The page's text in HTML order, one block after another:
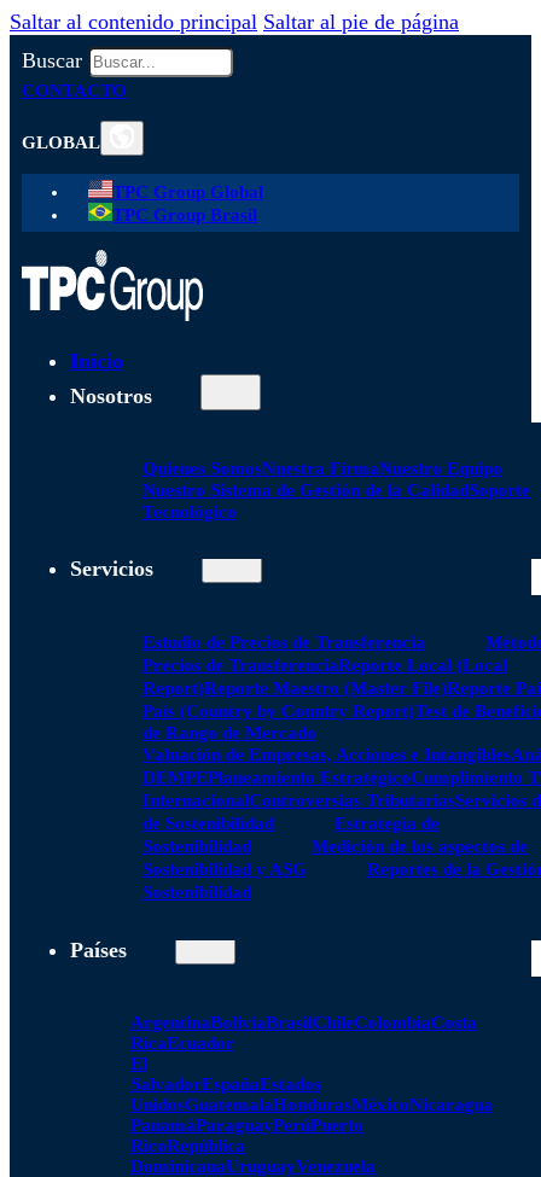
Saltar al contenido principal Saltar al pie de página
Buscar
CONTACTO
GLOBAL
TPC Group Global
TPC Group Brasil
Inicio
Nosotros
Quienes SomosNuestra FirmaNuestro Equipo
Nuestro Sistema de Gestión de la CalidadSoporte
Tecnológico
Servicios
Estudio de Precios de Transferencia
Precios de TransferenciaReporte Local (Local
Report)Reporte Maestro (Master File)Reporte
País (Country by Country Report)Test de
de Rango de Mercado
Valuación de Empresas, Acciones e Intangibles
DEMPEPlaneamiento EstratégicoCumplimiento
InternacionalControversias TributariasServicios
de Sostenibilidad
Estrategia de
Sostenibilidad
Medición de los aspectos de
Sostenibilidad y ASG
Reportes de la
Sostenibilidad
Países
ArgentinaBoliviaBrasilChileColombiaCosta
RicaEcuador
El
SalvadorEspañaEstados
UnidosGuatemalaHondurasMéxicoNicaragua
PanamáParaguayPerúPuerto
RicoRepública
DominicanaUruguayVenezuela